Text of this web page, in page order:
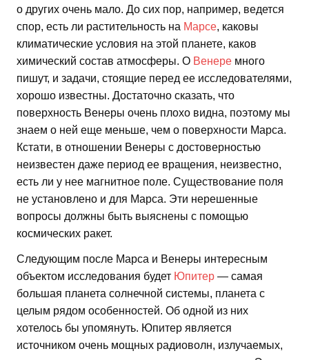
о других очень мало. До сих пор, например, ведется
спор, есть ли растительность на Марсе, каковы
климатические условия на этой планете, каков
химический состав атмосферы. О Венере много
пишут, и задачи, стоящие перед ее исследователями,
хорошо известны. Достаточно сказать, что
поверхность Венеры очень плохо видна, поэтому мы
знаем о ней еще меньше, чем о поверхности Марса.
Кстати, в отношении Венеры с достоверностью
неизвестен даже период ее вращения, неизвестно,
есть ли у нее магнитное поле. Существование поля
не установлено и для Марса. Эти нерешенные
вопросы должны быть выяснены с помощью
космических ракет.
Следующим после Марса и Венеры интересным
объектом исследования будет Юпитер — самая
большая планета солнечной системы, планета с
целым рядом особенностей. Об одной из них
хотелось бы упомянуть. Юпитер является
источником очень мощных радиоволн, излучаемых,